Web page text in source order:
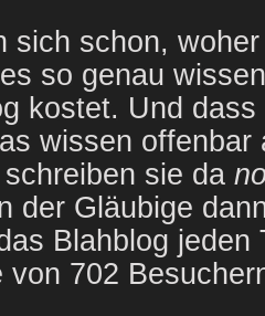
sich schon,
so genau
kostet. Und
wissen offenbar
sie da
der Gläubige
Blahblog jeden
von 702